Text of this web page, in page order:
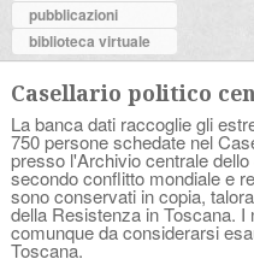
pubblicazioni
biblioteca virtuale
Casellario politico
La banca dati raccoglie gli
750 persone schedate nel
presso l'Archivio centrale
secondo conflitto mondiale e
sono conservati in copia,
della Resistenza in Toscana.
comunque da considerarsi
Toscana.